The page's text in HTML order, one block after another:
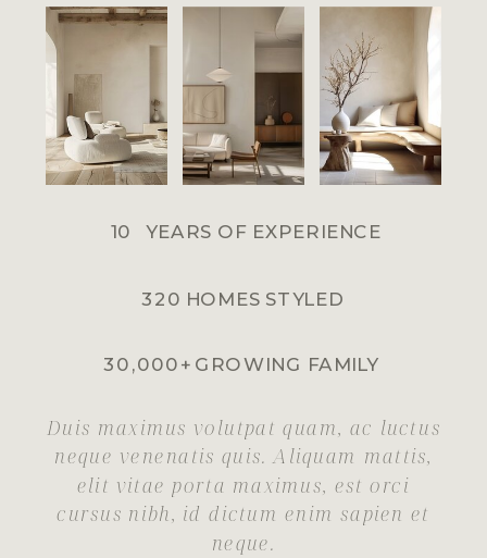
Duis maximus volutpat quam, ac luctus
neque venenatis quis. Aliquam mattis,
elit vitae porta maximus, est orci
cursus nibh, id dictum enim sapien et
neque.
10 YEARS OF EXPERIENCE
320 HOMES STYLED
30,000+ GROWING FAMILY